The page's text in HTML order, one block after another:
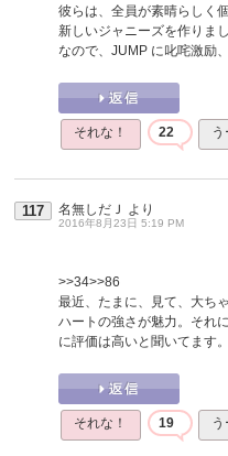
彼らは、全員が素晴らしく
新しいジャニーズを作りま
なので、JUMP に叱咤激励
それな！ 22
117 名無しだＪ より
2016年8月23日 5:19 PM
>>34>>86
最近、たまに、見て、大ち
ハートの強さが魅力。それ
に評価は高いと聞いてます。
それな！ 19